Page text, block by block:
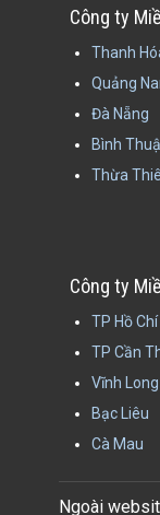
Công ty
Thanh
Quảng
Đà Nẵng
Bình
Thừa
Công ty
TP Hồ
TP Cần
Vĩnh Long
Bạc Liêu
Cà Mau
Ngoài